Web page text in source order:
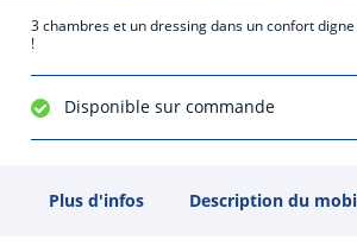
3 chambres et un dressing dans un confort
!
Disponible sur commande
Plus d'infos Description du